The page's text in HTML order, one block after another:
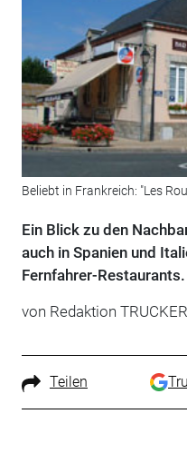
Beliebt in Frankreich: "Les
Ein Blick zu den
auch in Spanien und
Fernfahrer-Restaurants.
von Redaktion TRUCKER
Teilen